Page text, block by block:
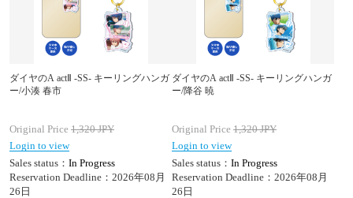
ダイヤのA actⅡ -SS- キーリングハンガ
ー/小湊 春市
Original Price 1,320JPY
Login to view
Sales status： In Progress
Reservation Deadline：2026年08月
26日
ダイヤのA actⅡ -SS- キーリングハンガ
ー/降谷 暁
Original Price 1,320JPY
Login to view
Sales status： In Progress
Reservation Deadline：2026年08月
26日